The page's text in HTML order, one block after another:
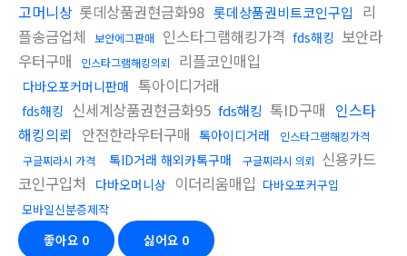
고머니상 롯데상품권현금화98 롯데상품권비트코인구입
리
플송금업체
보안에그판매 인스타그램해킹가격 fds해킹 보안라
우터구매
인스타그램해킹의뢰 리플코인매입
다바오포커머니판매 톡아이디거래
fds해킹 신세계상품권현금화95 fds해킹 톡ID구매 인스타
해킹의뢰 안전한라우터구매 톡아이디거래
인스타그램해킹가격
구글찌라시 가격
톡ID거래 해외카톡구매 구글찌라시 의뢰 신용카드
코인구입처
다바오머니상 이더리움매입 다바오포커구입
모바일신분증제작
좋아요 0 싫어요 0